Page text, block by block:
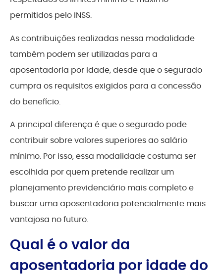
permitidos pelo INSS.
As contribuições realizadas nessa modalidade
também podem ser utilizadas para a
aposentadoria por idade, desde que o segurado
cumpra os requisitos exigidos para a concessão
do benefício.
A principal diferença é que o segurado pode
contribuir sobre valores superiores ao salário
mínimo. Por isso, essa modalidade costuma ser
escolhida por quem pretende realizar um
planejamento previdenciário mais completo e
buscar uma aposentadoria potencialmente mais
vantajosa no futuro.
Qual é o valor da
aposentadoria por idade do